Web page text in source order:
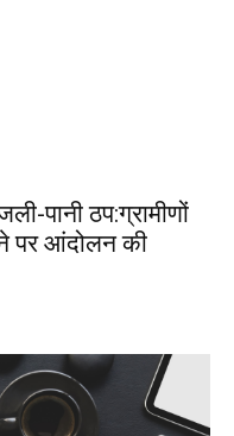
पानी ठप:ग्रामीणों
पर आंदोलन की